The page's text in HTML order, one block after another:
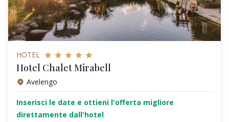
HOTEL
Hotel Chalet Mirabell
Avelengo
Inserisci le date e ottieni l'offerta migliore
direttamente dall'hotel